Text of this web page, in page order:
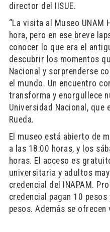
director del IISUE.
“La visita al Museo UNAM
hora, pero en ese breve
conocer lo que era el
descubrir los momentos
Nacional y sorprenderse
el mundo. Un encuentro
transforma y enorgullece
Universidad Nacional, que
Rueda.
El museo está abierto de
a las 18:00 horas, y los
horas. El acceso es
universitaria y adultos
credencial del INAPAM.
credencial pagan 10
pesos. Además se